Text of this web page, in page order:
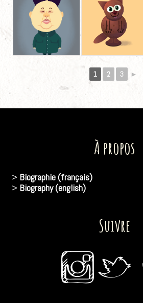
1 2 3 ►
À propos
> Biographie (français)
> Biography (english)
Suivre